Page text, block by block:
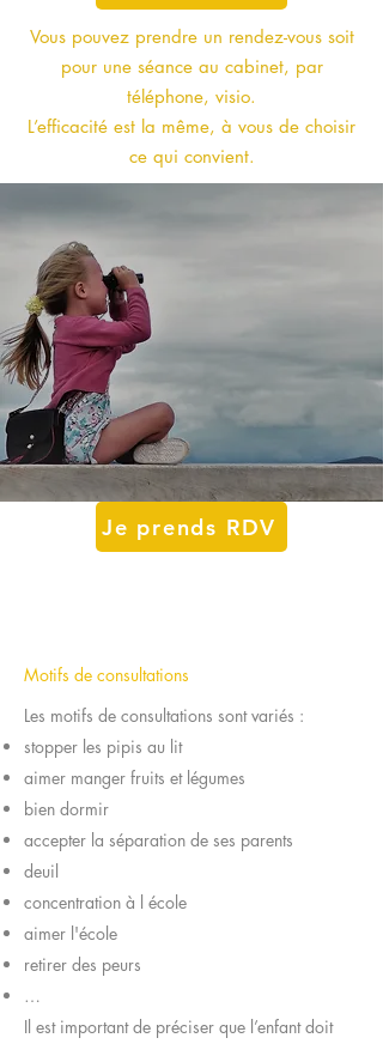
Vous pouvez prendre un rendez-vous soit
pour une séance au cabinet, par
téléphone, visio.
L’efficacité est la même, à vous de choisir
ce qui convient.
Je prends RDV
Motifs de consultations
Les motifs de consultations sont variés :
stopper les pipis au lit
aimer manger fruits et légumes
bien dormir
accepter la séparation de ses parents
deuil
concentration à l école
aimer l'école
retirer des peurs
…
Il est important de préciser que l’enfant doit